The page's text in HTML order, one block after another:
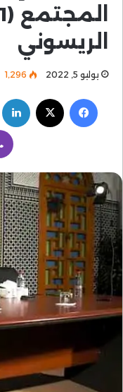
الريسوني
يوليو 5, 2022 1٬296
فيسبوك